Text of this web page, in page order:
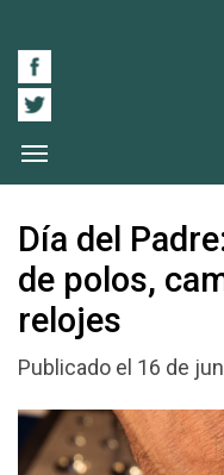
Día del
de polos,
relojes
Publicado el 16 de